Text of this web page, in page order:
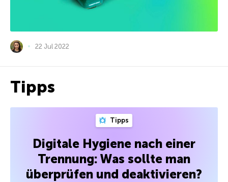
22 Jul 2022
Tipps
Tipps
Digitale Hygiene nach einer
Trennung: Was sollte man
überprüfen und deaktivieren?